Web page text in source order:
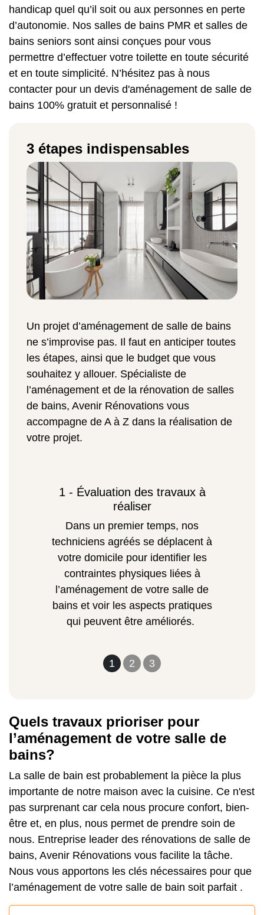
handicap quel qu’il soit ou aux personnes en perte
d’autonomie. Nos salles de bains PMR et salles de
bains seniors sont ainsi conçues pour vous
permettre d’effectuer votre toilette en toute sécurité
et en toute simplicité. N’hésitez pas à nous
contacter pour un devis d'aménagement de salle de
bains 100% gratuit et personnalisé !
3 étapes indispensables
Un projet d’aménagement de salle de bains
ne s’improvise pas. Il faut en anticiper toutes
les étapes, ainsi que le budget que vous
souhaitez y allouer. Spécialiste de
l’aménagement et de la rénovation de salles
de bains, Avenir Rénovations vous
accompagne de A à Z dans la réalisation de
votre projet.
1 2 3
1 - Évaluation des travaux à
réaliser
Dans un premier temps, nos
techniciens agréés se déplacent à
votre domicile pour identifier les
contraintes physiques liées à
l’aménagement de votre salle de
bains et voir les aspects pratiques
qui peuvent être améliorés.
Quels travaux prioriser pour
l’aménagement de votre salle de
bains?
La salle de bain est probablement la pièce la plus
importante de notre maison avec la cuisine. Ce n'est
pas surprenant car cela nous procure confort, bien-
être et, en plus, nous permet de prendre soin de
nous. Entreprise leader des rénovations de salle de
bains, Avenir Rénovations vous facilite la tâche.
Nous vous apportons les clés nécessaires pour que
l’aménagement de votre salle de bain soit parfait .